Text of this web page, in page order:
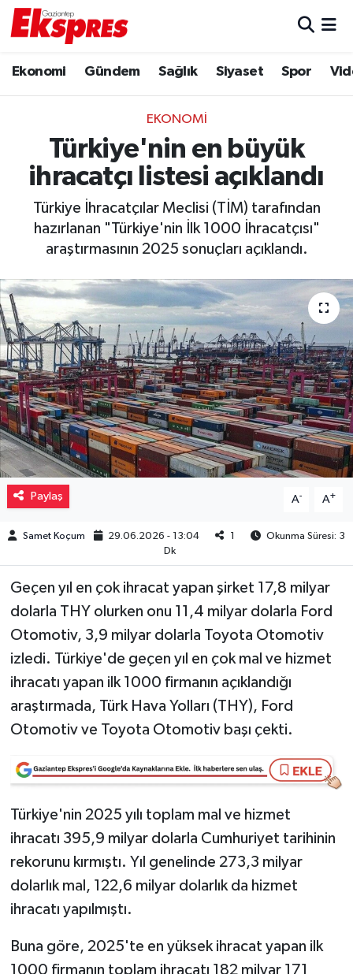
Ekonomi Gündem Sağlık Siyaset Spor
EKONOMI
Türkiye'nin en büyük
ihracatçı listesi açıklandı
Türkiye İhracatçılar Meclisi (TİM) tarafından
hazırlanan "Türkiye'nin İlk 1000 İhracatçısı"
araştırmasının 2025 sonuçları açıklandı.
Paylaş A- A+
Samet Koçum 29.06.2026 - 13:04 1
Okunma Süresi: 3
Dk
Geçen yıl en çok ihracat yapan şirket 17,8 milyar
dolarla THY olurken onu 11,4 milyar dolarla Ford
Otomotiv, 3,9 milyar dolarla Toyota Otomotiv
izledi. Türkiye'de geçen yıl en çok mal ve hizmet
ihracatı yapan ilk 1000 firmanın açıklandığı
araştırmada, Türk Hava Yolları (THY), Ford
Otomotiv ve Toyota Otomotiv başı çekti.
Türkiye'nin 2025 yılı toplam mal ve hizmet
ihracatı 395,9 milyar dolarla Cumhuriyet tarihinin
rekorunu kırmıştı. Yıl genelinde 273,3 milyar
dolarlık mal, 122,6 milyar dolarlık da hizmet
ihracatı yapılmıştı.
Buna göre, 2025'te en yüksek ihracat yapan ilk
1000 firmanın toplam ihracatı 182 milyar 171
Ekonomi
Gaziantep son dakika
Genel
Gündem
Haberler
Kültür Sanat
Magazin
Müzik
Piyasa
Resmi İlanlar
Sağlık
Sinemalar
Siyaset
Teknoloji
Türkiye
Yaşam
Yeme-İçme
Yemek
Trafik Durumu
Puan Durumu ve Fikstür
Tüm Manşetler
Son Dakika Haberleri
Haber Arşivi